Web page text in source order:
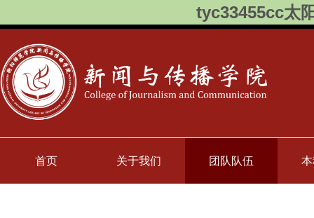
tyc33455cc太
首页 关于我们 团队队伍